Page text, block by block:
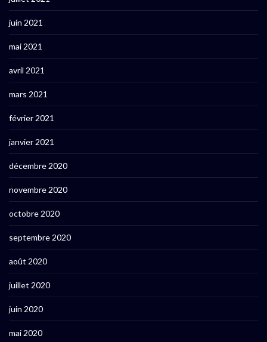
juin 2021
mai 2021
avril 2021
mars 2021
février 2021
janvier 2021
décembre 2020
novembre 2020
octobre 2020
septembre 2020
août 2020
juillet 2020
juin 2020
mai 2020